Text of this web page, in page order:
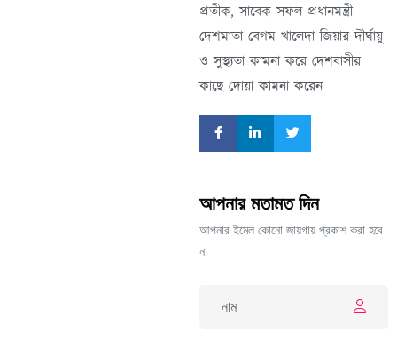
প্রতীক, সাবেক সফল প্রধানমন্ত্রী
দেশমাতা বেগম খালেদা জিয়ার দীর্ঘায়ু
ও সুস্থ্যতা কামনা করে দেশবাসীর
কাছে দোয়া কামনা করেন
আপনার মতামত দিন
আপনার ইমেল কোনো জায়গায় প্রকাশ করা হবে
না